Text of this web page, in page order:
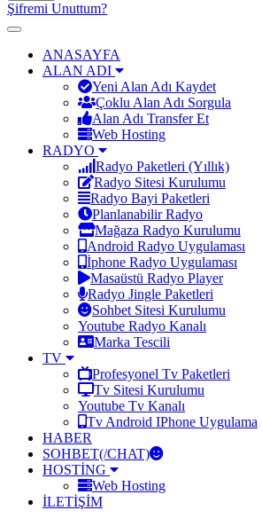
Şifremi Unuttum?
Toggle
navigationANASAYFA
ALAN ADI
Yeni Alan Adı Kaydet
Çoklu Alan Adı Sorgula
Alan Adı Transfer Et
Web Hosting
RADYO
Radyo Paketleri (Yıllık)
Radyo Sitesi Kurulumu
Radyo Bayi Paketleri
Planlanabilir Radyo
Mağaza Radyo Kurulumu
Android Radyo Uygulaması
İphone Radyo Uygulaması
Masaüstü Radyo Player
Radyo Jingle Paketleri
Sohbet Sitesi Kurulumu
Youtube Radyo Kanalı
Marka Tescili
TV
Profesyonel Tv Paketleri
Tv Sitesi Kurulumu
Youtube Tv Kanalı
Tv Android IPhone Uygulama
HABER
SOHBET(/CHAT)
HOSTİNG
Web Hosting
İLETİŞİM